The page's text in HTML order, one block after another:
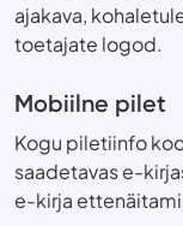
ajakava,
toetajate logod.
Mobiilne pilet
Kogu piletiinfo
saadetavas e-
e-kirja